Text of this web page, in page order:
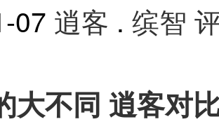
07 逍客 . 缤智
大不同 逍客对